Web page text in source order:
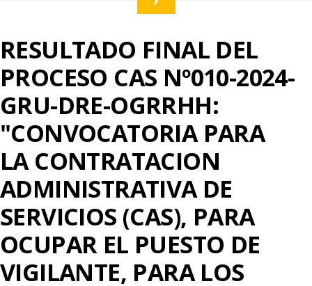
RESULTADO FINAL DEL
PROCESO CAS Nº010-2024-
GRU-DRE-OGRRHH:
"CONVOCATORIA PARA
LA CONTRATACION
ADMINISTRATIVA DE
SERVICIOS (CAS), PARA
OCUPAR EL PUESTO DE
VIGILANTE, PARA LOS